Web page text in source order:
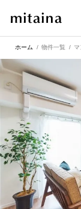
ホーム 物件一覧